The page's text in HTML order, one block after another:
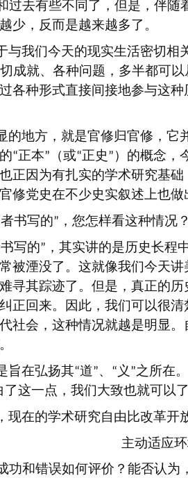
过去有些不同了，但是，伴
少，反而是越来越多了。
与我们今天的现实生活密切相
成就、各种问题，多半都可
各种形式直接间接地参与这
的地方，就是官修归官修，
“正本” （或“正史 ” ）的概念，
正因为有扎实的学术研究基
修党史在不少史实叙述上也做
书写的” ，您怎样看这种情况
写的” ，其实讲的是历史长程
被湮没了。这就像我们今天
寻其踪迹了。但是，真正的
正回来。因此，我们可以很
社会，这种情况就越是明显
旨在弘扬其“道”、 “ 义 ”之所在
了这一点，我们大致也就可以
在的学术研究自由比改革开
主动适应
功和错误如何评价？能否认为